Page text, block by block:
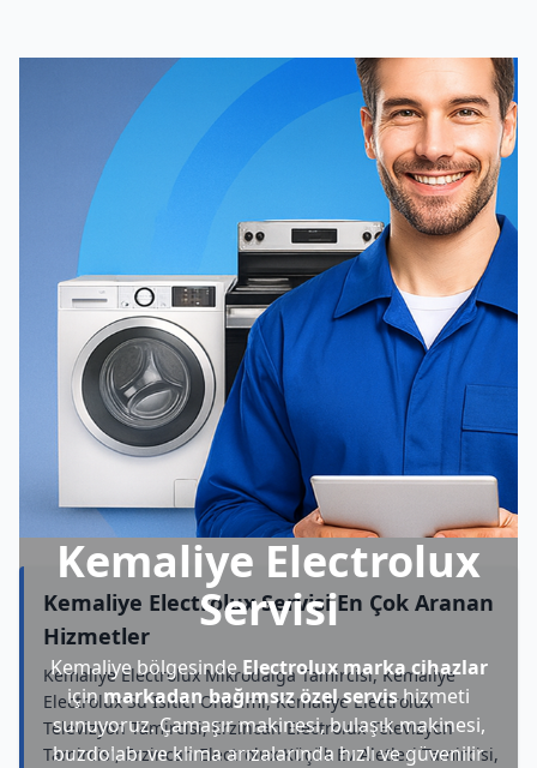
Kemaliye Electrolux
Servisi
Kemaliye bölgesindeElectrolux marka cihazlar
içinmarkadan bağımsız özel servishizmeti
sunuyoruz. Çamaşır makinesi, bulaşık makinesi,
buzdolabı ve klima arızalarında hızlı ve güvenilir
Kemaliye Electrolux Servisi En Çok Aranan
Hizmetler
Kemaliye Electrolux Mikrodalga Tamircisi, Kemaliye
Electrolux Su Isıtıcı Onarımı, Kemaliye Electrolux
Televizyon Tamircisi, Erzincan Electrolux Televizyon
Tamircisi, Erzincan Electrolux Küçük Ev Aletleri Tamircisi,